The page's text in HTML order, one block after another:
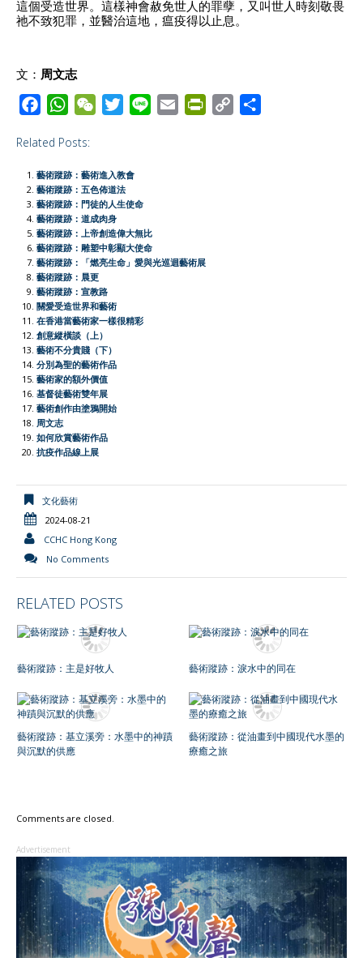
這個受造世界。這樣神會赦免世人的罪孽，又叫世人時刻敬畏
祂不致犯罪，並醫治這地，瘟疫得以止息。
文： 周文志
c
e
b
o
o
k
W
a
t
s
A
p
p
W
h
a
t
t
e
r
Related Posts:
藝術蹤跡：藝術進入教會
藝術蹤跡：五色佈道法
藝術蹤跡：門徒的人生使命
藝術蹤跡：道成肉身
藝術蹤跡：上帝創造偉大無比
藝術蹤跡：雕塑中彰顯大使命
藝術蹤跡：「燃亮生命」愛與光巡迴藝術展
藝術蹤跡：晨更
藝術蹤跡：宣教路
關愛受造世界和藝術
在香港當藝術家一樣很精彩
創意縱橫談（上）
藝術不分貴賤（下）
分別為聖的藝術作品
藝術家的額外價值
基督徒藝術雙年展
藝術創作由塗鴉開始
周文志
如何欣賞藝術作品
抗疫作品線上展
文化藝術
2024-08-21
CCHC Hong Kong
No Comments
RELATED POSTS
藝術蹤跡：主是好牧人 藝術蹤跡：淚水中的同在
藝術蹤跡：基立溪旁：水墨中的神蹟
與沉默的供應
藝術蹤跡：從油畫到中國現代水墨的
療癒之旅
Comments are closed.
Advertisement